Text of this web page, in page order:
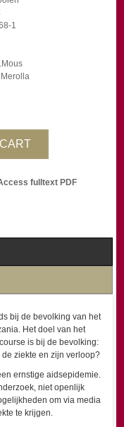
1
fulltext PDF
bij de bevolking van het
Het doel van het
is bij de bevolking:
ziekte en zijn verloop?
ernstige aidsepidemie.
niet openlijk
om via media
te krijgen.